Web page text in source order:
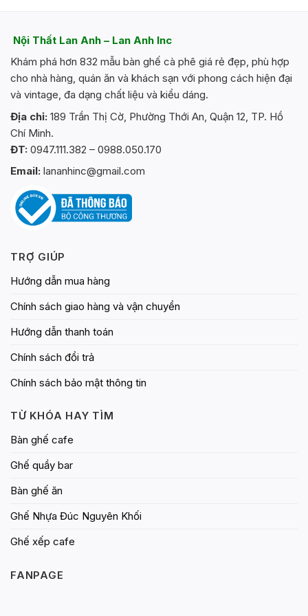
Các
tùy
chọn
có
được
chọn
trên
sản
phẩm
Nội Thất Lan Anh – Lan Anh Inc
Khám phá hơn 832 mẫu bàn ghế cà phê giá rẻ đẹp, phù hợp
cho nhà hàng, quán ăn và khách sạn với phong cách hiện đại
và vintage, đa dạng chất liệu và kiểu dáng.
Địa chỉ: 189 Trần Thị Cờ, Phường Thới An, Quận 12, TP. Hồ
Chí Minh.
ĐT: 0947.111.382 – 0988.050.170
Email: lananhinc@gmail.com
TRỢ GIÚP
Hướng dẫn mua hàng
Chính sách giao hàng và vận chuyển
Hướng dẫn thanh toán
Chính sách đổi trả
Chính sách bảo mật thông tin
TỪ KHÓA HAY TÌM
Bàn ghế cafe
Ghế quầy bar
Bàn ghế ăn
Ghế Nhựa Đúc Nguyên Khối
Ghế xếp cafe
FANPAGE